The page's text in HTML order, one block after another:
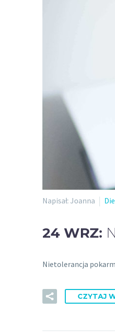
Napisał: Joanna
24 WRZ:
Nietolerancja
CZYTAJ